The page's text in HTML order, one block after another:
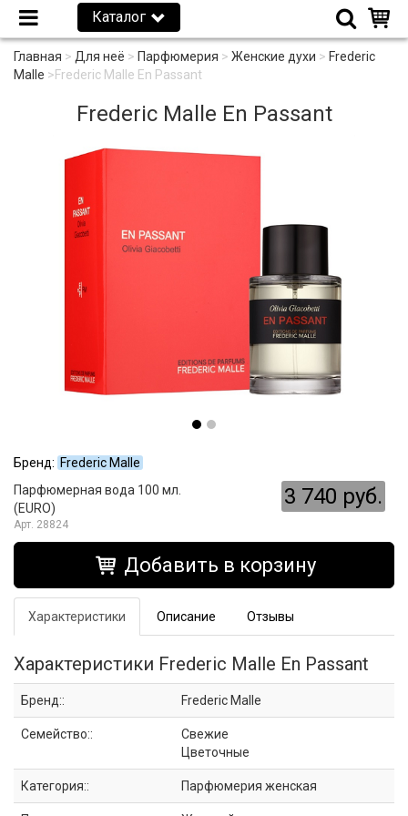
Каталог
Главная > Для неё > Парфюмерия > Женские духи > Frederic
Malle >Frederic Malle En Passant
Frederic Malle En Passant
Бренд: Frederic Malle
Парфюмерная вода 100 мл.
(EURO)
28824
3 740 руб.
Добавить в корзину
Характеристики Описание Отзывы
Характеристики Frederic Malle En Passant
Бренд:: Frederic Malle
Семейство::
Свежие
Цветочные
Категория:: Парфюмерия женская